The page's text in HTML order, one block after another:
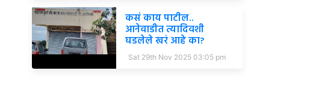
कसं काय पाटील..
आनेवाडीत त्यादिवशी
घडलेले खरं आहे का?
Sat 29th Nov 2025 03:05 pm